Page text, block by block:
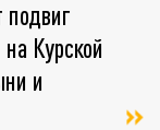
Курской
и